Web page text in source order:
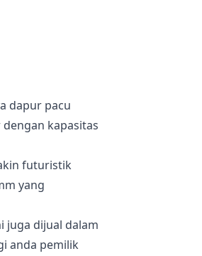
dapur pacu
kapasitas
futuristik
yang
juga dijual dalam
anda pemilik